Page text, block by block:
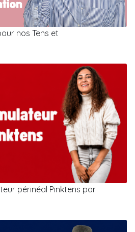
nos Tens et
périnéal Pinktens par